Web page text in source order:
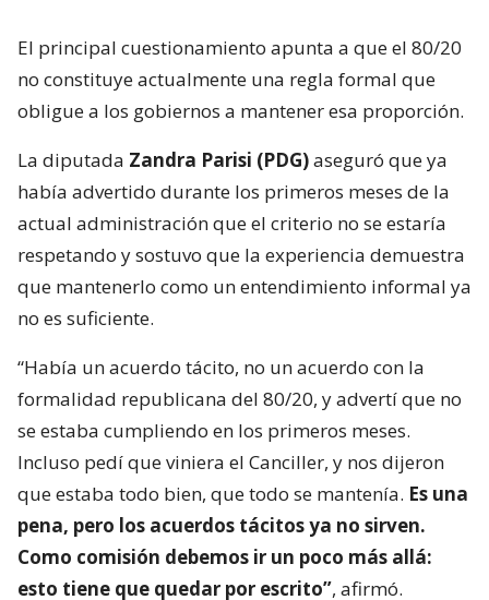
El principal cuestionamiento apunta a que el 80/20
no constituye actualmente una regla formal que
obligue a los gobiernos a mantener esa proporción.
La diputada Zandra Parisi (PDG)aseguró que ya
había advertido durante los primeros meses de la
actual administración que el criterio no se estaría
respetando y sostuvo que la experiencia demuestra
que mantenerlo como un entendimiento informal ya
no es suficiente.
“Había un acuerdo tácito, no un acuerdo con la
formalidad republicana del 80/20, y advertí que no
se estaba cumpliendo en los primeros meses.
Incluso pedí que viniera el Canciller, y nos dijeron
que estaba todo bien, que todo se mantenía. Es una
pena, pero los acuerdos tácitos ya no sirven.
Como comisión debemos ir un poco más allá:
esto tiene que quedar por escrito”, afirmó.